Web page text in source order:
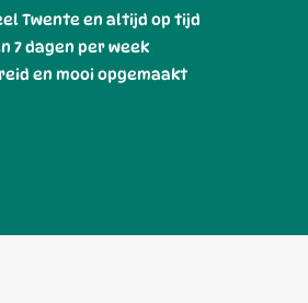
Twente en altijd op tijd
7 dagen per week
en mooi opgemaakt